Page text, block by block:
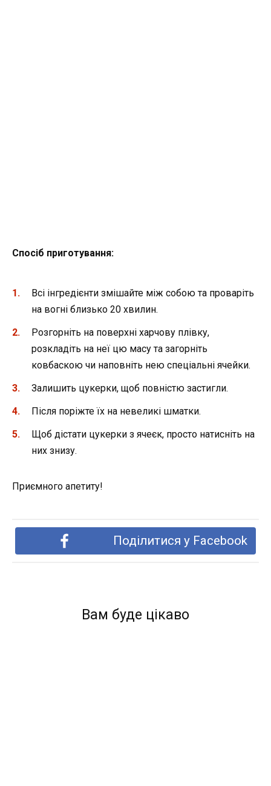
Спосіб приготування:
Всі інгредієнти змішайте між собою та проваріть
на вогні близько 20 хвилин.
Розгорніть на поверхні харчову плівку,
розкладіть на неї цю масу та загорніть
ковбаскою чи наповніть нею спеціальні ячейки.
Залишить цукерки, щоб повністю застигли.
Після поріжте їх на невеликі шматки.
Щоб дістати цукерки з ячеєк, просто натисніть на
них знизу.
Приємного апетиту!
Поділитися у Facebook
Вам буде цікаво